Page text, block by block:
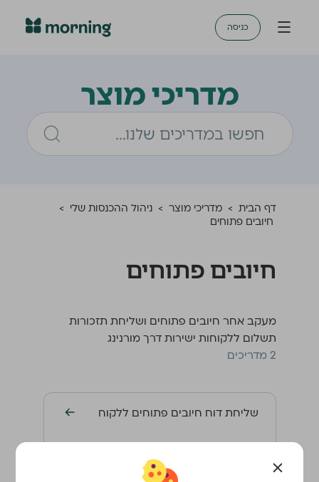
כניסה
מדריכי מוצר
דף הבית > מדריכי מוצר > ניהול ההכנסות שלי >
חיובים פתוחים
חיובים פתוחים
מעקב אחר חיובים פתוחים ושליחת תזכורות
תשלום ללקוחות ישירות דרך מורנינג
‫2 מדריכים
שליחת דוח חיובים פתוחים ללקוח